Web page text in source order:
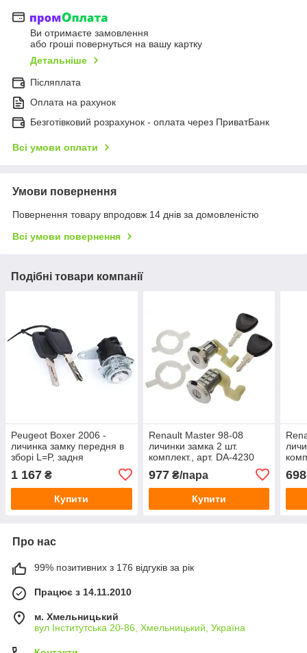
Ви отримаєте замовлення
або гроші повернуться на вашу картку
Детальніше
Післяплата
Оплата на рахунок
Безготівковий розрахунок - оплата через ПриватБанк
Всі умови оплати
Умови повернення
Повернення товару впродовж 14 днів за домовленістю
Всі умови повернення
Подібні товари компанії
Peugeot Boxer 2006 -
личинка замку передня в
зборі L=P, задня
1 167 ₴
Купити
Renault Master 98-08
личинки замка 2 шт.
комплект., арт. DA-4230
977₴/пара
Купити
698
Про нас
99% позитивних з 176 відгуків за рік
Працює з 14.11.2010
м. Хмельницький
вул Інститутська 20-86, Хмельницький, Україна